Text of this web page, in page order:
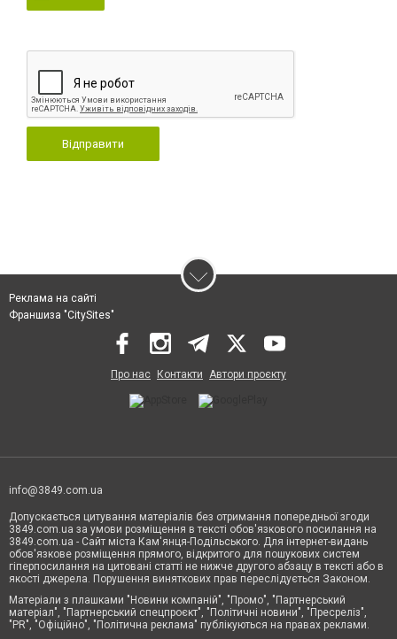
Відправити
Реклама на сайті
Франшиза "CitySites"
Про нас Контакти Автори проєкту
info@3849.com.ua
Допускається цитування матеріалів без отримання попередньої згоди
3849.com.ua за умови розміщення в тексті обов'язкового посилання на
3849.com.ua - Сайт міста Кам'янця-Подільського. Для інтернет-видань
обов'язкове розміщення прямого, відкритого для пошукових систем
гіперпосилання на цитовані статті не нижче другого абзацу в тексті або в
якості джерела. Порушення виняткових прав переслідується Законом.
Матеріали з плашками "Новини компаній", "Промо", "Партнерський
матеріал", "Партнерський спецпроєкт", "Політичні новини", "Пресреліз",
"PR", "Офіційно", "Політична реклама" публікуються на правах реклами.